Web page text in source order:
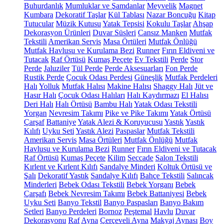
Buhurdanlık Mumluklar ve Şamdanlar Meyvelik Magnet
Kumbara Dekoratif Taşlar Kül Tablası Nazar Boncuğu Kitap
Tutucular Müzik Kutusu Yatak Tepsisi Kokulu Taşlar Ahşap
Dekorasyon Ürünleri Duvar Süsleri Cansız Manken Mutfak
Tekstili Amerikan Servis Masa Örtüleri Mutfak Önlüğü
Mutfak Havlusu ve Kurulama Bezi Runner Fırın Eldiveni ve
Tutacak Raf Örtüsü Kumaş Peçete Ev Tekstili Perde Stor
Perde Jaluziler Tül Perde Perde Aksesuarları Fon Perde
Rustik Perde Çocuk Odası Perdesi Güneşlik Mutfak Perdeleri
Halı Yolluk Mutfak Halısı Makine Halısı Shaggy Halı Jüt ve
Hasır Halı Çocuk Odası Halıları Halı Kaydırmazı El Halısı
Deri Halı Halı Örtüsü Bambu Halı Yatak Odası Tekstili
Yorgan Nevresim Takımı Pike ve Pike Takımı Yatak Örtüsü
Çarşaf BattaniyeYatak Alezi & Koruyucusu YastıkYastık
Kılıfı Uyku Seti Yastık Alezi Paspaslar Mutfak Tekstili
Amerikan Servis Masa Örtüleri Mutfak Önlüğü Mutfak
Havlusu ve Kurulama Bezi Runner Fırın Eldiveni ve Tutacak
Raf Örtüsü Kumaş Peçete Kilim Seccade Salon Tekstili
Kırlent ve Kırlent Kılıfı Sandalye Minderi Koltuk Örtüsü ve
Şalı Dekoratif Yastık Sandalye Kılıfı Bahçe Tekstili Salıncak
Minderleri Bebek Odası Tekstili Bebek Yorganı Bebek
Çarşafı Bebek Nevresim Takımı Bebek Battaniyesi Bebek
Uyku Seti Banyo Tekstil Banyo Paspasları Banyo Bakım
Setleri Banyo Perdeleri Bornoz Peştemal Havlu Duvar
Dekorasyonu Raf Ayna Çerçeveli Ayna Makyaj Aynası Boy